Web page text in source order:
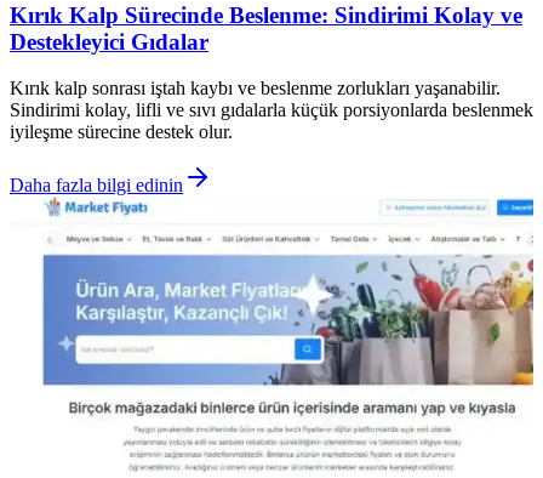
Kırık Kalp Sürecinde Beslenme: Sindirimi Kolay ve
Destekleyici Gıdalar
Kırık kalp sonrası iştah kaybı ve beslenme zorlukları yaşanabilir.
Sindirimi kolay, lifli ve sıvı gıdalarla küçük porsiyonlarda beslenmek
iyileşme sürecine destek olur.
Daha fazla bilgi edinin